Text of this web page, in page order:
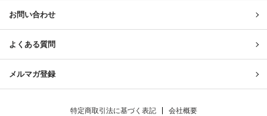
お問い合わせ
よくある質問
メルマガ登録
特定商取引法に基づく表記 会社概要